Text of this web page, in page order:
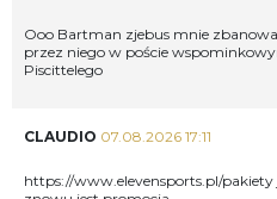
Ooo Bartman zjebus mnie
przez niego w poście
Piscittelego
CLAUDIO 07.08.2026 17:11
https://www.elevensports.pl/pakiety